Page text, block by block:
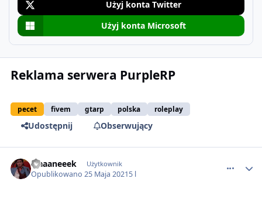
Użyj konta Twitter
Użyj konta Microsoft
Reklama serwera PurpleRP
pecet fivem gtarp polska roleplay
Udostępnij Obserwujący
alaaaneeek Użytkownik
Opublikowano25 Maja 20215 l